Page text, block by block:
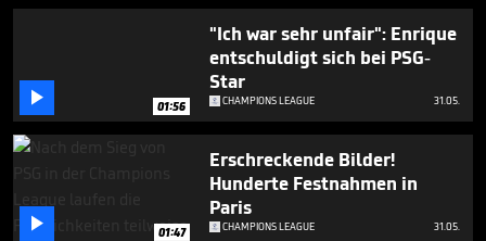
 01:56
"Ich war sehr unfair": Enrique
entschuldigt sich bei PSG-
Star
CHAMPIONS LEAGUE 31.05.
 01:47
Erschreckende Bilder!
Hunderte Festnahmen in
Paris
CHAMPIONS LEAGUE 31.05.